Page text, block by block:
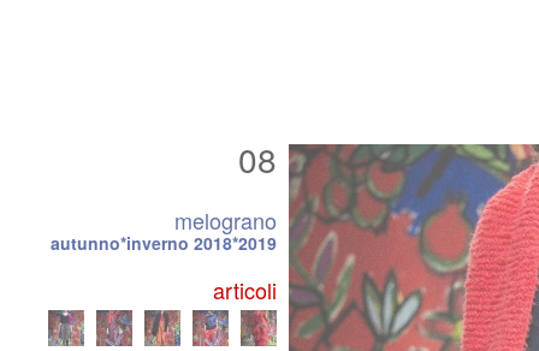
08
melograno
autunno*inverno 2018*2019
articoli